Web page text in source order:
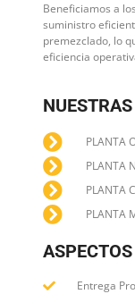
Beneficiamos a
suministro
premezclado, lo
eficiencia
PLANTA
PLANTA
PLANTA
PLANTA
Entrega